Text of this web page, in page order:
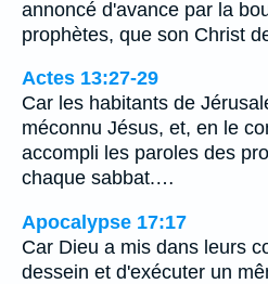
annoncé d'avance par la
prophètes, que son Christ
Actes 13:27-29
Car les habitants de
méconnu Jésus, et, en le
accompli les paroles des
chaque sabbat.…
Apocalypse 17:17
Car Dieu a mis dans leurs
dessein et d'exécuter un